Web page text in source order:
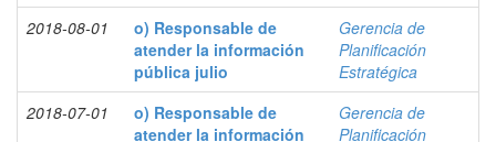
2018-08-01
o) Responsable de
atender la información
pública julio
Gerencia de
Planificación
Estratégica
2018-07-01
o) Responsable de
atender la información
Gerencia de
Planificación